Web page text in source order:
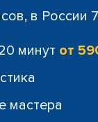
в России
минут от
мастера